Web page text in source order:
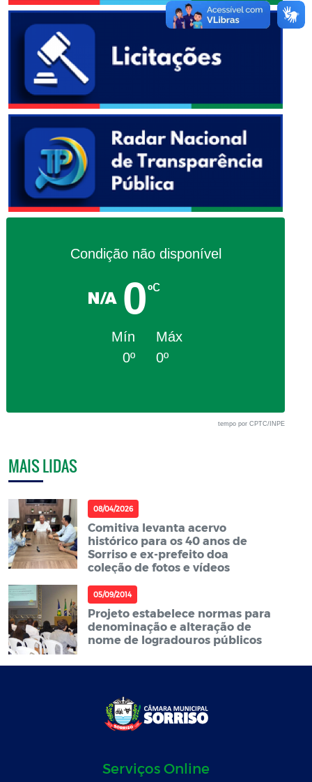
Condição não disponível
0ºc
Mín
0º
Máx
0º
tempo por CPTC/INPE
MAIS LIDAS
08/04/2026
Comitiva levanta acervo
histórico para os 40 anos de
Sorriso e ex-prefeito doa
coleção de fotos e vídeos
05/09/2014
Projeto estabelece normas para
denominação e alteração de
nome de logradouros públicos
Serviços Online